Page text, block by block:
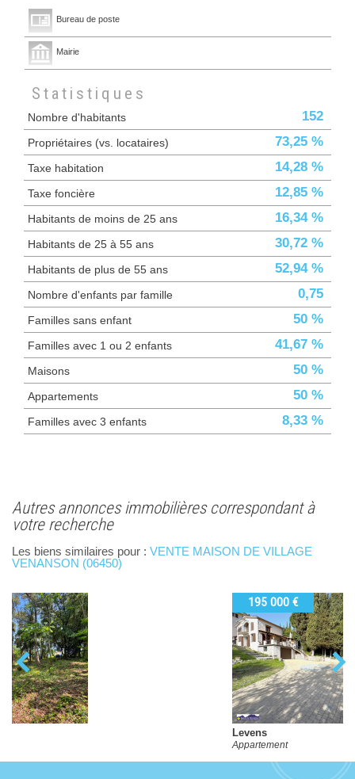
Bureau de poste
Mairie
Statistiques
Nombre d'habitants 152
Propriétaires (vs. locataires) 73,25 %
Taxe habitation 14,28 %
Taxe foncière 12,85 %
Habitants de moins de 25 ans 16,34 %
Habitants de 25 à 55 ans 30,72 %
Habitants de plus de 55 ans 52,94 %
Nombre d'enfants par famille 0,75
Familles sans enfant 50 %
Familles avec 1 ou 2 enfants 41,67 %
Maisons 50 %
Appartements 50 %
Familles avec 3 enfants 8,33 %
autres annonces immobilières correspondant à
votre recherche
Les biens similaires pour : VENTE MAISON DE VILLAGE
VENANSON (06450)